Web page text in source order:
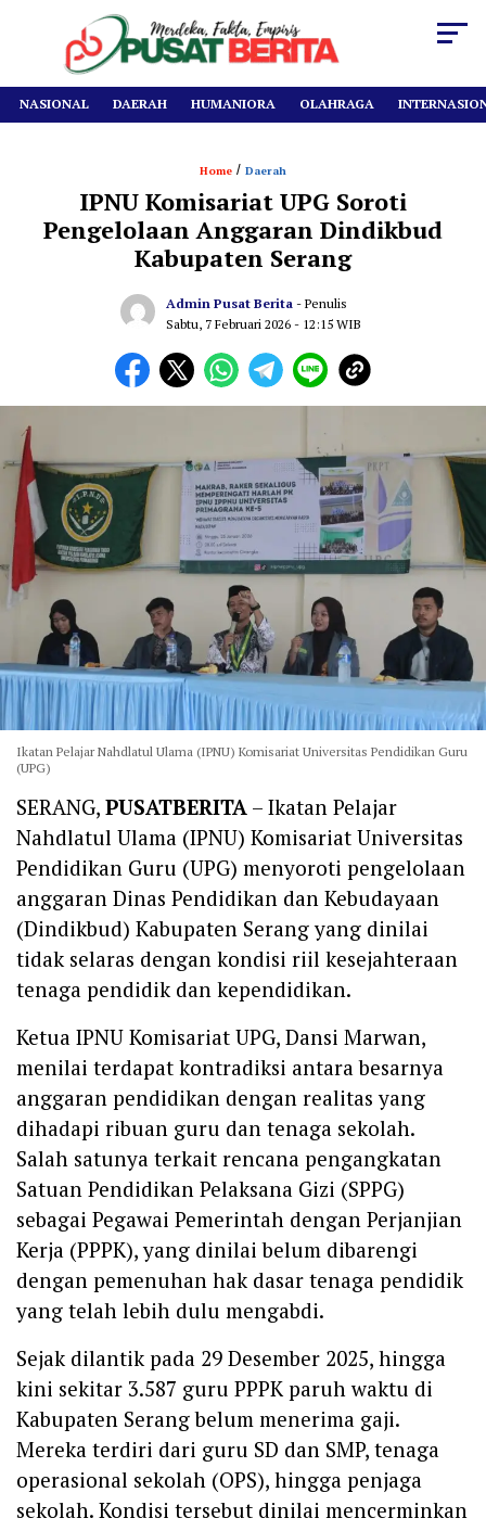
NASIONAL DAERAH HUMANIORA OLAHRAGA
Home / Daerah
IPNU Komisariat UPG Soroti
Pengelolaan Anggaran Dindikbud
Kabupaten Serang
Admin Pusat Berita - Penulis
Sabtu, 7 Februari 2026 - 12:15 WIB
Ikatan Pelajar Nahdlatul Ulama (IPNU) Komisariat Universitas Pendidikan Guru
(UPG)
SERANG, PUSATBERITA – Ikatan Pelajar
Nahdlatul Ulama (IPNU) Komisariat Universitas
Pendidikan Guru (UPG) menyoroti pengelolaan
anggaran Dinas Pendidikan dan Kebudayaan
(Dindikbud) Kabupaten Serang yang dinilai
tidak selaras dengan kondisi riil kesejahteraan
tenaga pendidik dan kependidikan.
Ketua IPNU Komisariat UPG, Dansi Marwan,
menilai terdapat kontradiksi antara besarnya
anggaran pendidikan dengan realitas yang
dihadapi ribuan guru dan tenaga sekolah.
Salah satunya terkait rencana pengangkatan
Satuan Pendidikan Pelaksana Gizi (SPPG)
sebagai Pegawai Pemerintah dengan Perjanjian
Kerja (PPPK), yang dinilai belum dibarengi
dengan pemenuhan hak dasar tenaga pendidik
yang telah lebih dulu mengabdi.
Sejak dilantik pada 29 Desember 2025, hingga
kini sekitar 3.587 guru PPPK paruh waktu di
Kabupaten Serang belum menerima gaji.
Mereka terdiri dari guru SD dan SMP, tenaga
operasional sekolah (OPS), hingga penjaga
sekolah. Kondisi tersebut dinilai mencerminkan